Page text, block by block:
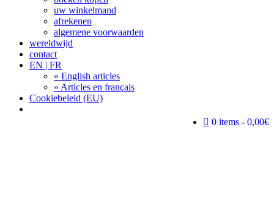
uw winkelmand
afrekenen
algemene voorwaarden
wereldwijd
contact
EN | FR
» English articles
» Articles en français
Cookiebeleid (EU)
0 items
0,00€